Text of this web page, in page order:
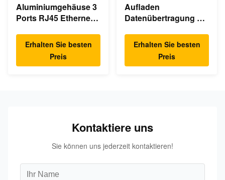
Aluminiumgehäuse 3
Ports RJ45 Ethernet
Erhalten Sie besten
Preis
Aufladen
Datenübertragung 3
USB Typ C Hub
Erhalten Sie besten
Preis
Kontaktiere uns
Sie können uns jederzeit kontaktieren!